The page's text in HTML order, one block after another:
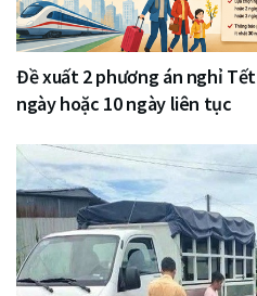
Đề xuất 2 phương án nghỉ
ngày hoặc 10 ngày liên tục